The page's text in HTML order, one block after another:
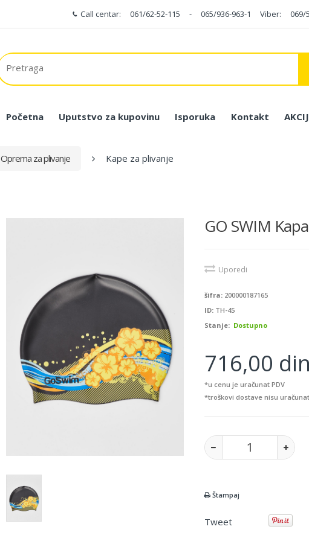
Call centar: 061/62-52-115 - 065/936-963-1 Viber: 069/
Početna Uputstvo za kupovinu Isporuka Kontakt
Oprema za plivanje Kape za plivanje
GO SWIM
Uporedi
šifra: 200000187165
ID: TH-45
Stanje: Dostupno
716,00
*u cenu je uračunat PDV
*troškovi dostave nisu
Štampaj
Tweet